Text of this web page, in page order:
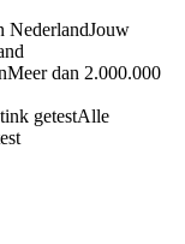
Jouw
Meer dan 2.000.000
Alle